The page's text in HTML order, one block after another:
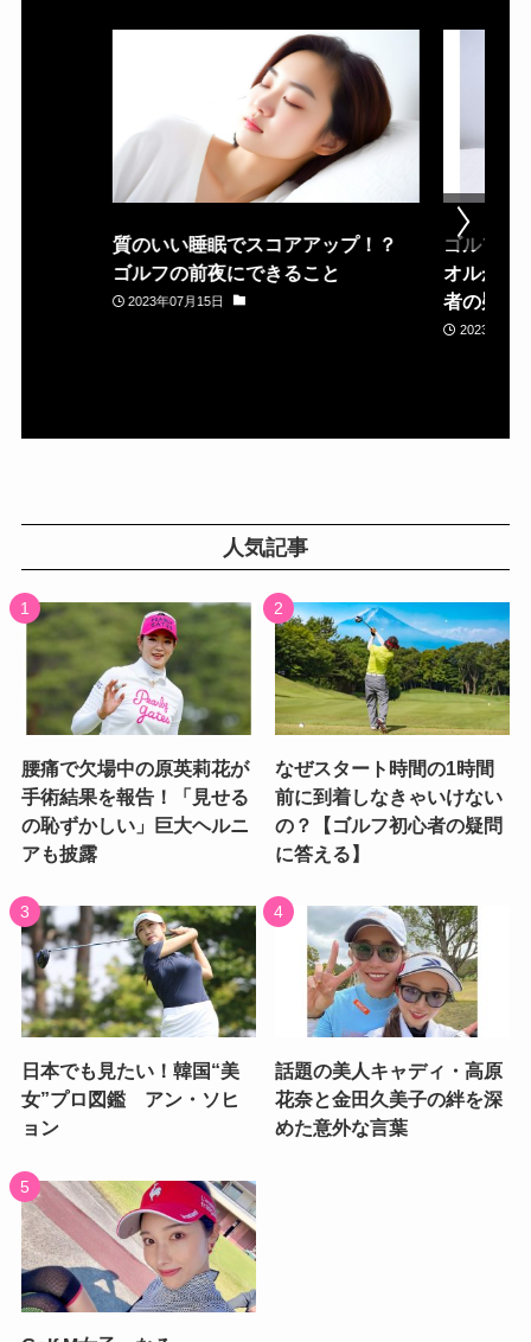
質のいい睡眠でスコアアップ！？
ゴルフの前夜にできること
2023年07月15日
ゴルフ場
オルが置
者の疑問
2023年05月
人気記事
腰痛で欠場中の原英莉花が
手術結果を報告！「見せる
の恥ずかしい」巨大ヘルニ
アも披露
なぜスタート時間の1時間
前に到着しなきゃいけない
の？【ゴルフ初心者の疑問
に答える】
日本でも見たい！韓国“美
女”プロ図鑑 アン・ソヒ
ョン
話題の美人キャディ・高原
花奈と金田久美子の絆を深
めた意外な言葉